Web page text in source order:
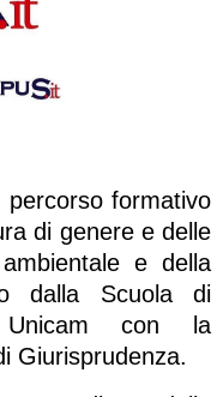
percorso formativo
di genere e delle
e della
dalla Scuola di
Unicam con la
Giurisprudenza.